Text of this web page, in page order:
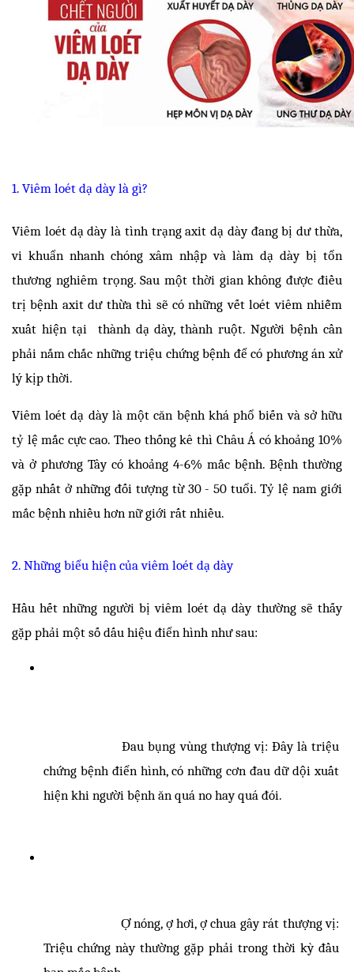
1. Viêm loét dạ dày là gì?
Viêm loét dạ dày là tình trạng axit dạ dày đang bị dư thừa,
vi khuẩn nhanh chóng xâm nhập và làm dạ dày bị tổn
thương nghiêm trọng. Sau một thời gian không được điều
trị bệnh axit dư thừa thì sẽ có những vết loét viêm nhiễm
xuất hiện tại  thành dạ dày, thành ruột. Người bệnh cần
phải nắm chắc những triệu chứng bệnh để có phương án xử
lý kịp thời.
Viêm loét dạ dày là một căn bệnh khá phổ biến và sở hữu
tỷ lệ mắc cực cao. Theo thống kê thì Châu Á có khoảng 10%
và ở phương Tây có khoảng 4-6% mắc bệnh. Bệnh thường
gặp nhất ở những đối tượng từ 30 - 50 tuổi. Tỷ lệ nam giới
mắc bệnh nhiều hơn nữ giới rất nhiều.
2. Những biểu hiện của viêm loét dạ dày
Hầu hết những người bị viêm loét dạ dày thường sẽ thấy
gặp phải một số dấu hiệu điển hình như sau:
Đau bụng vùng thượng vị: Đây là triệu
chứng bệnh điển hình, có những cơn đau dữ dội xuất
hiện khi người bệnh ăn quá no hay quá đói.
Ợ nóng, ợ hơi, ợ chua gây rát thượng vị:
Triệu chứng này thường gặp phải trong thời kỳ đầu